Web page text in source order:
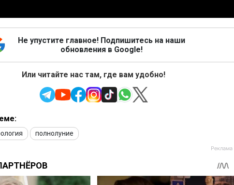
Не упустите главное! Подпишитесь на наши
обновления в Google!
Или читайте нас там, где вам удобно!
полнолуние